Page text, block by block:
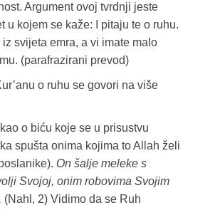
Argument ovoj tvrdnji jeste
u kojem se kaže: I pitaju te o ruhu.
svijeta emra, a vi imate malo
(parafrazirani prevod)
o ruhu se govori na više
o biću koje se u prisustvu
spušta onima kojima to Allah želi
On šalje meleke s
Svojoj, onim robovima Svojim
(Nahl, 2) Vidimo da se Ruh